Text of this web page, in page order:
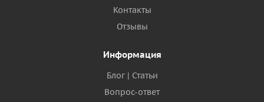
Контакты
Отзывы
Информация
Блог | Статьи
Вопрос-ответ